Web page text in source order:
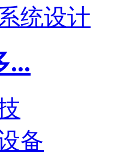
统设计
...
备